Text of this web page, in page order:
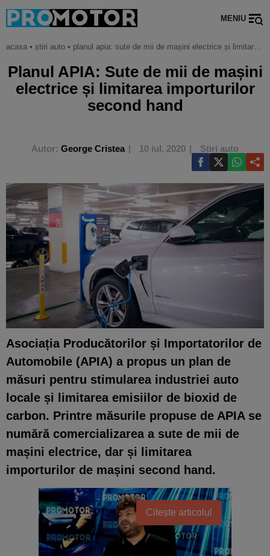
MENIU
acasa • știri auto • planul apia: sute de mii de mașini electrice și limitarea importurilor second hand
Planul APIA: Sute de mii de mașini
electrice și limitarea importurilor
second hand
Autor: George Cristea 10 iul. 2020 Știri auto
Asociația Producătorilor și Importatorilor de
Automobile (APIA) a propus un plan de
măsuri pentru stimularea industriei auto
locale și limitarea emisiilor de bioxid de
carbon. Printre măsurile propuse de APIA se
numără comercializarea a sute de mii de
mașini electrice, dar și limitarea
importurilor de mașini second hand.
Citește articolul